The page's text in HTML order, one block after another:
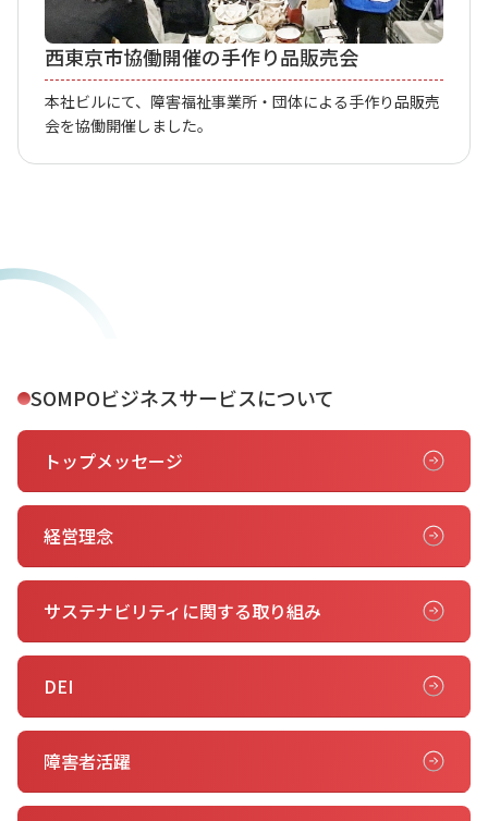
西東京市協働開催の手作り品販売会
本社ビルにて、障害福祉事業所・団体による手作り品販売
会を協働開催しました。
SOMPOビジネスサービスについて
トップメッセージ
経営理念
サステナビリティに関する取り組み
DEI
障害者活躍